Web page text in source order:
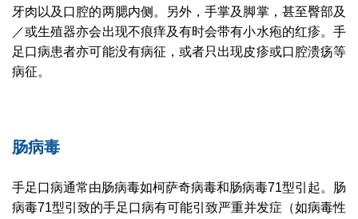
牙肉以及口腔的两腮内侧。另外，手掌及脚掌，甚至臀部及
／或生殖器亦会出现不痕痒及有时会带有小水疱的红疹。手
足口病患者亦可能没有病征，或者只出现皮疹或口腔溃疡等
病征。
肠病毒
手足口病通常由肠病毒如柯萨奇病毒和肠病毒71型引起。肠
病毒71型引致的手足口病有可能引致严重并发症（如病毒性